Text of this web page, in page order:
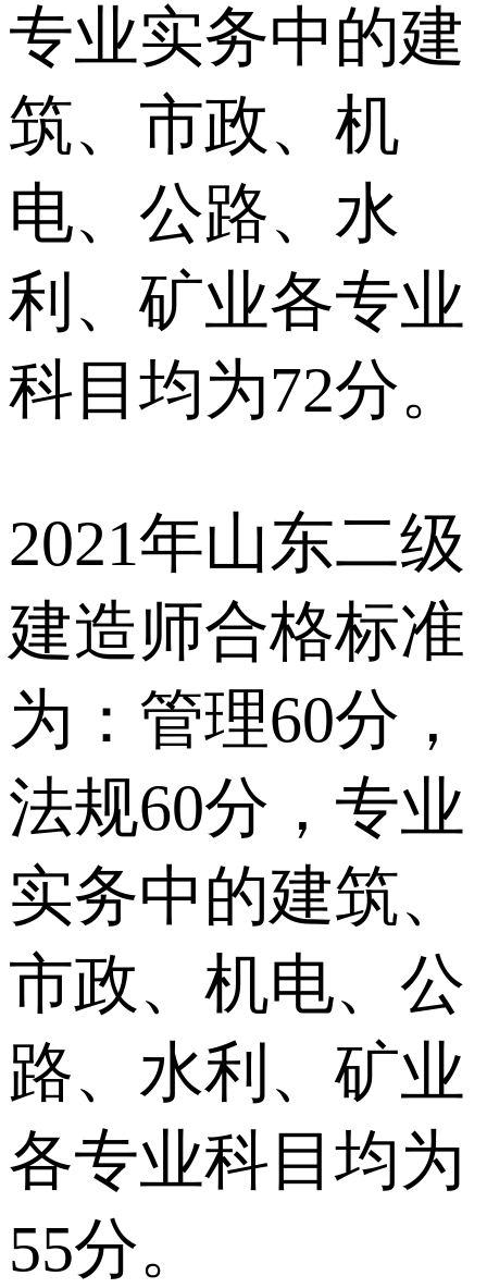
专业实务中的建
筑、市政、机
电、公路、水
利、矿业各专业
科目均为72分。
2021年山东二级
建造师合格标准
为：管理60分，
法规60分，专业
实务中的建筑、
市政、机电、公
路、水利、矿业
各专业科目均为
55分。